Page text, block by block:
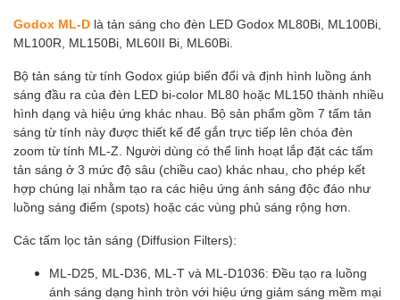
Godox ML-D là tản sáng cho đèn LED Godox ML80Bi, ML100Bi,
ML100R, ML150Bi, ML60II Bi, ML60Bi.
Bộ tản sáng từ tính Godox giúp biến đổi và định hình luồng ánh
sáng đầu ra của đèn LED bi-color ML80 hoặc ML150 thành nhiều
hình dạng và hiệu ứng khác nhau. Bộ sản phẩm gồm 7 tấm tản
sáng từ tính này được thiết kế để gắn trực tiếp lên chóa đèn
zoom từ tính ML-Z. Người dùng có thể linh hoạt lắp đặt các tấm
tản sáng ở 3 mức độ sâu (chiều cao) khác nhau, cho phép kết
hợp chúng lại nhằm tạo ra các hiệu ứng ánh sáng độc đáo như
luồng sáng điểm (spots) hoặc các vùng phủ sáng rộng hơn.
Các tấm lọc tản sáng (Diffusion Filters):
ML-D25, ML-D36, ML-T và ML-D1036: Đều tạo ra luồng
ánh sáng dạng hình tròn với hiệu ứng giảm sáng mềm mại